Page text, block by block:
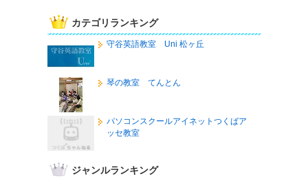
カテゴリランキング
守谷英語教室 Uni 松ヶ丘
琴の教室 てんとん
パソコンスクールアイネットつくばア
ッセ教室
ジャンルランキング